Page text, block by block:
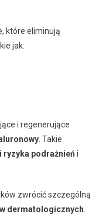
które eliminują
jak:
i regenerujące
. Takie
podrażnień i
zwrócić szczególną
dermatologicznych